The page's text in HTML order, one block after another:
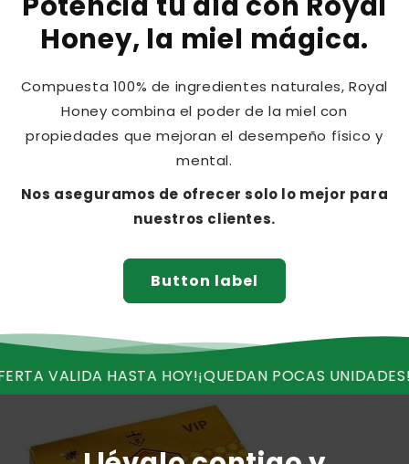
Honey, la miel mágica.
Compuesta 100% de ingredientes naturales, Royal
Honey combina el poder de la miel con
propiedades que mejoran el desempeño físico y
mental.
Nos aseguramos de ofrecer solo lo mejor para
nuestros clientes.
Button label
HOY!¡QUEDAN POCAS UNIDADES!¡RECIBE